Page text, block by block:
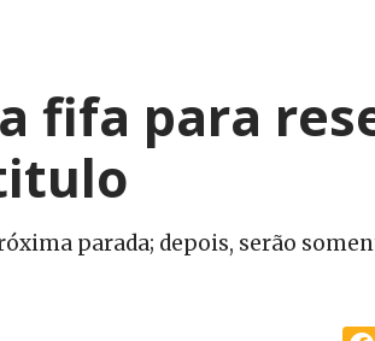
fifa para
parada; depois, serão